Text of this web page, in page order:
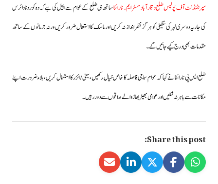
سپرنٹنڈنٹ آف پولیس ضلع وقارآباد مسٹر ایم۔ نارائناساتھ ہی ضلع کے عوام سے اپیل کی ہے کہ وہ کورونا وائرس
کی جاریہ دوسری لہر کی سنگینی کو ہرگز نظر انداز نہ کریں اور ماسک کا استعمال ضرور کریں ورنہ جرمانوں کے ساتھ
مقدمات بھی درج کیے جائیں گے۔
ضلع ایس پی نارائنا نے کہا کہ عوام سماجی فاصلہ کا خاص خیال رکھیں،سینی ٹائزر کا استعمال کریں، بلاء ضرورت اپنے
مکانات سے باہر نہ نکلیں اور عوامی بھیڑ بھاڑ والے علاقوں سے دور رہیں۔
Share this post: